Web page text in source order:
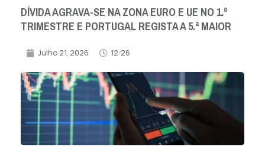
DÍVIDA AGRAVA-SE NA ZONA EURO E UE NO 1.º
TRIMESTRE E PORTUGAL REGISTA A 5.ª MAIOR
Julho 21, 2026 12:26